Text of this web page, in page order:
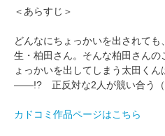
＜あらすじ＞
どんなにちょっかいを出されて
生・柏田さん。そんな柏田さん
ょっかいを出してしまう太田く
――!? 正反対な2人が競い合う（
カドコミ作品ページはこちら